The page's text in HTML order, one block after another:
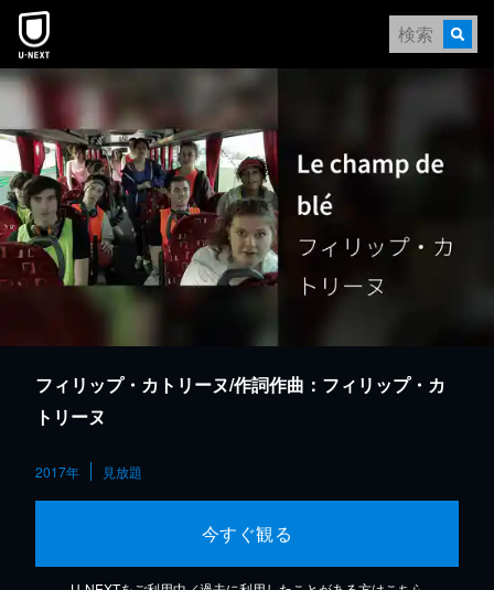
本文へスキップ
フィリップ・カトリーヌ/作詞作曲：フィリップ・カ
トリーヌ
2017年 見放題
今すぐ観る